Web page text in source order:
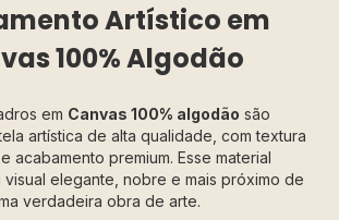
Artístico em
100% Algodão
em Canvas 100% algodão são
artística de alta qualidade, com textura
acabamento premium. Esse material
elegante, nobre e mais próximo de
verdadeira obra de arte.